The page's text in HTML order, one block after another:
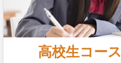
高校生コース